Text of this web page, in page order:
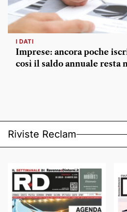
I DATI
Imprese: ancora poche
così il saldo annuale resta
Riviste Reclam